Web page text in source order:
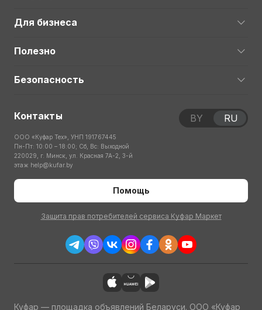
Для бизнеса
Полезно
Безопасность
Контакты
ООО «Куфар Тех», УНП 191767445
Пн-Пт: 10:00 – 18:00; Сб, Вс: Выходной
220029, г. Минск, ул. Красная 7А-2, 3-й
этаж help@kufar.by
Помощь
Защита прав потребителей сервиса Куфар Маркет
BY RU
Куфар — площадка объявлений Беларуси. ООО «Куфар